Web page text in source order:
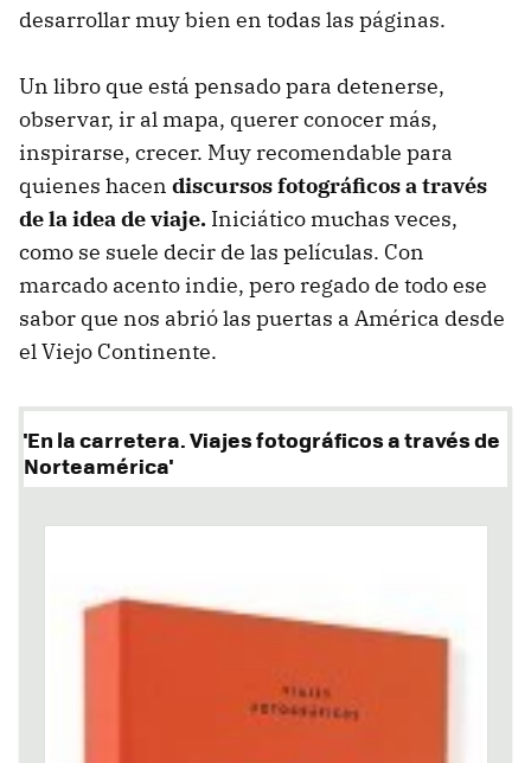
desarrollar muy bien en todas las páginas.
Un libro que está pensado para detenerse,
observar, ir al mapa, querer conocer más,
inspirarse, crecer. Muy recomendable para
quienes hacen discursos fotográficos a través
de la idea de viaje. Iniciático muchas veces,
como se suele decir de las películas. Con
marcado acento indie, pero regado de todo ese
sabor que nos abrió las puertas a América desde
el Viejo Continente.
'En la carretera. Viajes fotográficos a través de
Norteamérica'